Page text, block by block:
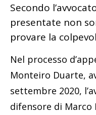
Secondo
presentate non
provare la
Nel processo
Monteiro Duarte,
settembre 2020,
difensore di Marco